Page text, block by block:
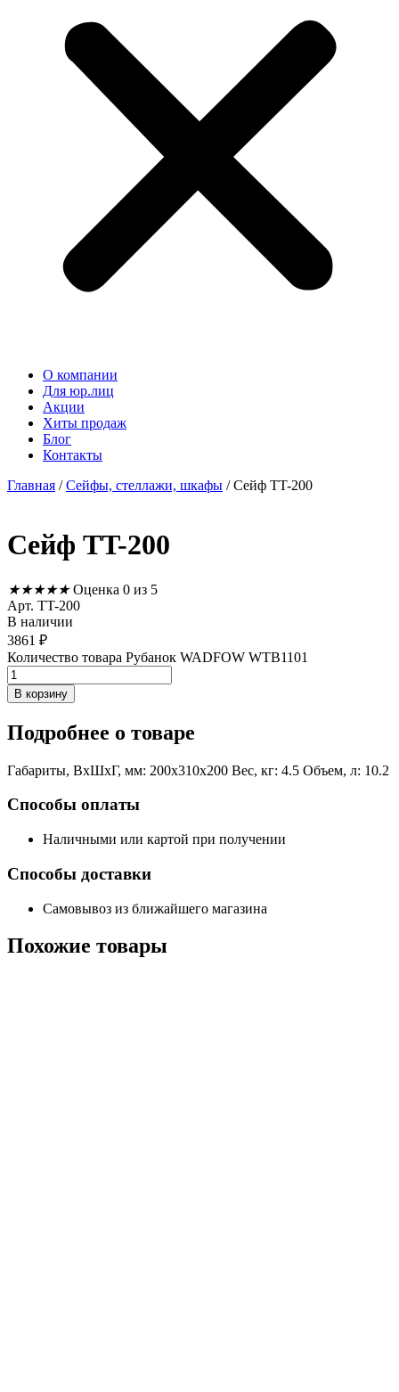
О компании
Для юр.лиц
Акции
Хиты продаж
Блог
Контакты
Главная /Сейфы, стеллажи, шкафы / Сейф TT-200
Сейф TT-200
★★★★★ Оценка 0 из 5
Арт. TT-200
В наличии
3861 ₽
Количество товара Рубанок WADFOW WTB1101
В корзину
Подробнее о товаре
Габариты, ВxШxГ, мм: 200x310x200 Вес, кг: 4.5 Объем, л: 10.2
Способы оплаты
Наличными или картой при получении
Способы доставки
Самовывоз из ближайшего магазина
Похожие товары